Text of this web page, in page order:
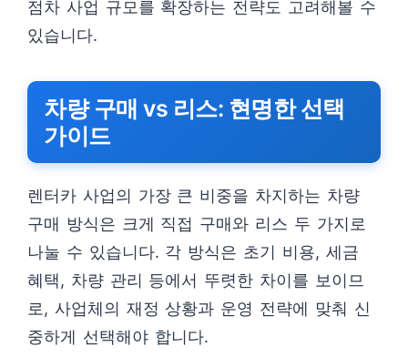
점차 사업 규모를 확장하는 전략도 고려해볼 수
있습니다.
차량 구매 vs 리스: 현명한 선택
가이드
렌터카 사업의 가장 큰 비중을 차지하는 차량
구매 방식은 크게 직접 구매와 리스 두 가지로
나눌 수 있습니다. 각 방식은 초기 비용, 세금
혜택, 차량 관리 등에서 뚜렷한 차이를 보이므
로, 사업체의 재정 상황과 운영 전략에 맞춰 신
중하게 선택해야 합니다.